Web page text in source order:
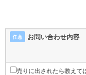
任意 お問い合わせ内容
売りに出されたら教えて